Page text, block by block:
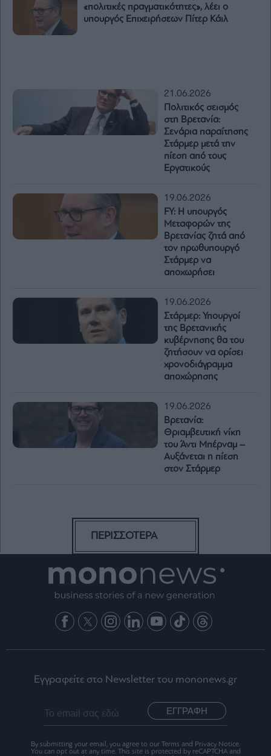
«πολιτικές πραγματικότητες», λέει ο
υπουργός Επιχειρήσεων Πίτερ Κάιλ
21.06.2026
Πολιτικός σεισμός
στη Βρετανία:
Σενάρια παραίτησης
Στάρμερ μετά την
πίεση από τους
Εργατικούς
19.06.2026
FY: Η υπουργός
Μεταφορών της
Βρετανίας ζητά από
τον πρωθυπουργό
Στάρμερ να
αποχωρήσει
19.06.2026
Στάρμερ: Υπουργοί
της Βρετανικής
κυβέρνησης θα του
ζητήσουν να ορίσει
χρονοδιάγραμμα
αποχώρησης
19.06.2026
Βρετανία:
Θριαμβευτική νίκη
του Άντι Μπέρναμ –
Αυξάνεται η πίεση
στον Στάρμερ
ΠΕΡΙΣΣΟΤΕΡΑ
Εγγραφείτε στο Newsletter του mononews.gr
ΕΓΓΡΑΦΗ
By submitting your email, you agree to our Terms and Privacy Notice.
You can opt out at any time. This site is protected by reCAPTCHA and